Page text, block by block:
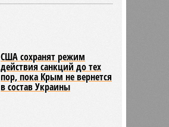
США сохранят режим
действия санкций до тех
пор, пока Крым не вернется
в состав Украины